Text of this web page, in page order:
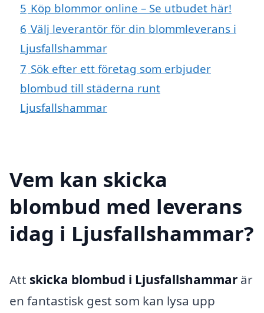
5 Köp blommor online – Se utbudet här!
6 Välj leverantör för din blommleverans i
Ljusfallshammar
7 Sök efter ett företag som erbjuder
blombud till städerna runt
Ljusfallshammar
Vem kan skicka
blombud med leverans
idag i Ljusfallshammar?
Att skicka blombud i Ljusfallshammar är
en fantastisk gest som kan lysa upp